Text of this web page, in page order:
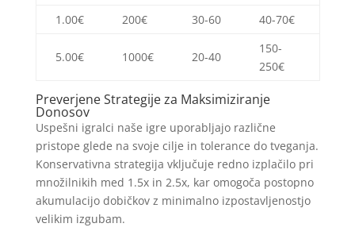
1.00€
200€ 30-60 40-70€
5.00€ 1000€ 20-40
150-
250€
Preverjene Strategije za Maksimiziranje
Donosov
Uspešni igralci naše igre uporabljajo različne
pristope glede na svoje cilje in tolerance do tveganja.
Konservativna strategija vključuje redno izplačilo pri
množilnikih med 1.5x in 2.5x, kar omogoča postopno
akumulacijo dobičkov z minimalno izpostavljenostjo
velikim izgubam.